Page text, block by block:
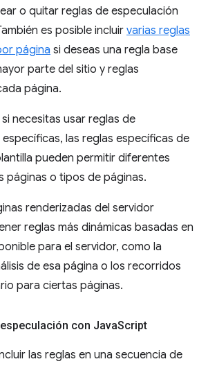
o quitar reglas de especulación
es posible incluir varias reglas
página si deseas una regla base
parte del sitio y reglas
página.
necesitas usar reglas de
las reglas específicas de
pueden permitir diferentes
páginas o tipos de páginas.
renderizadas del servidor
reglas más dinámicas basadas en
para el servidor, como la
de esa página o los recorridos
para ciertas páginas.
con JavaScript
las reglas en una secuencia de